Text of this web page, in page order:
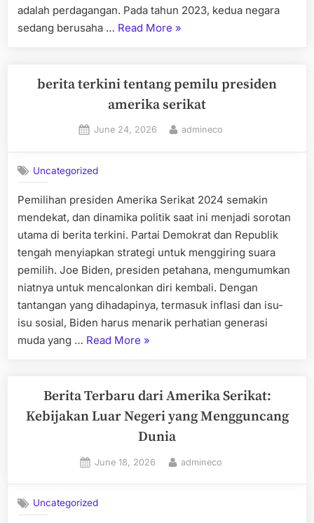
adalah perdagangan. Pada tahun 2023, kedua negara
sedang berusaha … Read More “Perkembangan
Hubungan
Diplomatik
Tiongkok
»
berita terkini tentang pemilu presiden
amerika serikat
Posted
June 24, 2026 By
admineco
Uncategorized
Pemilihan presiden Amerika Serikat 2024 semakin
mendekat, dan dinamika politik saat ini menjadi sorotan
utama di berita terkini. Partai Demokrat dan Republik
tengah menyiapkan strategi untuk menggiring suara
pemilih. Joe Biden, presiden petahana, mengumumkan
niatnya untuk mencalonkan diri kembali. Dengan
tantangan yang dihadapinya, termasuk inflasi dan isu-
isu sosial, Biden harus menarik perhatian generasi
muda yang … Read More “berita
pemilu
presiden
amerika
serikat”
»
Berita Terbaru dari Amerika Serikat:
Kebijakan Luar Negeri yang Mengguncang
Dunia
Posted
June 18, 2026 By
admineco
Uncategorized